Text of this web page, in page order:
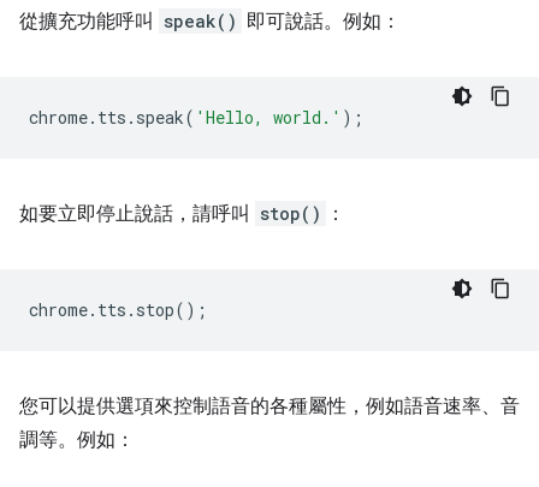
從擴充功能呼叫 speak() 即可說話。例如：
chrome. tts . speak( 'Hello, world.' );
如要立即停止說話，請呼叫 stop() ：
chrome. tts . stop();
您可以提供選項來控制語音的各種屬性，例如語音速率、音
調等。例如：